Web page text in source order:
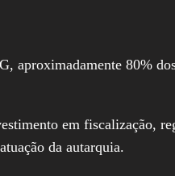
80%
em fiscalização,
da autarquia.